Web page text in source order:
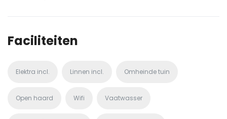
Faciliteiten
Elektra incl. Linnen incl. Omheinde tuin
Open haard Wifi Vaatwasser